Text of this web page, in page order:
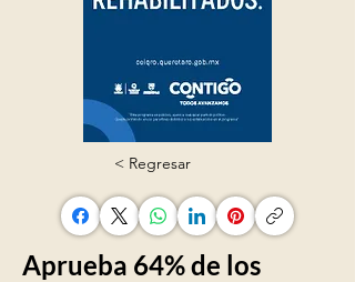
< Regresar
Aprueba 64% de los